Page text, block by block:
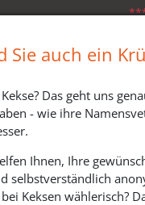
Sie auch ein
Das geht uns
- wie ihre
Ihnen, Ihre
selbstverständlich
Keksen wählerisch?